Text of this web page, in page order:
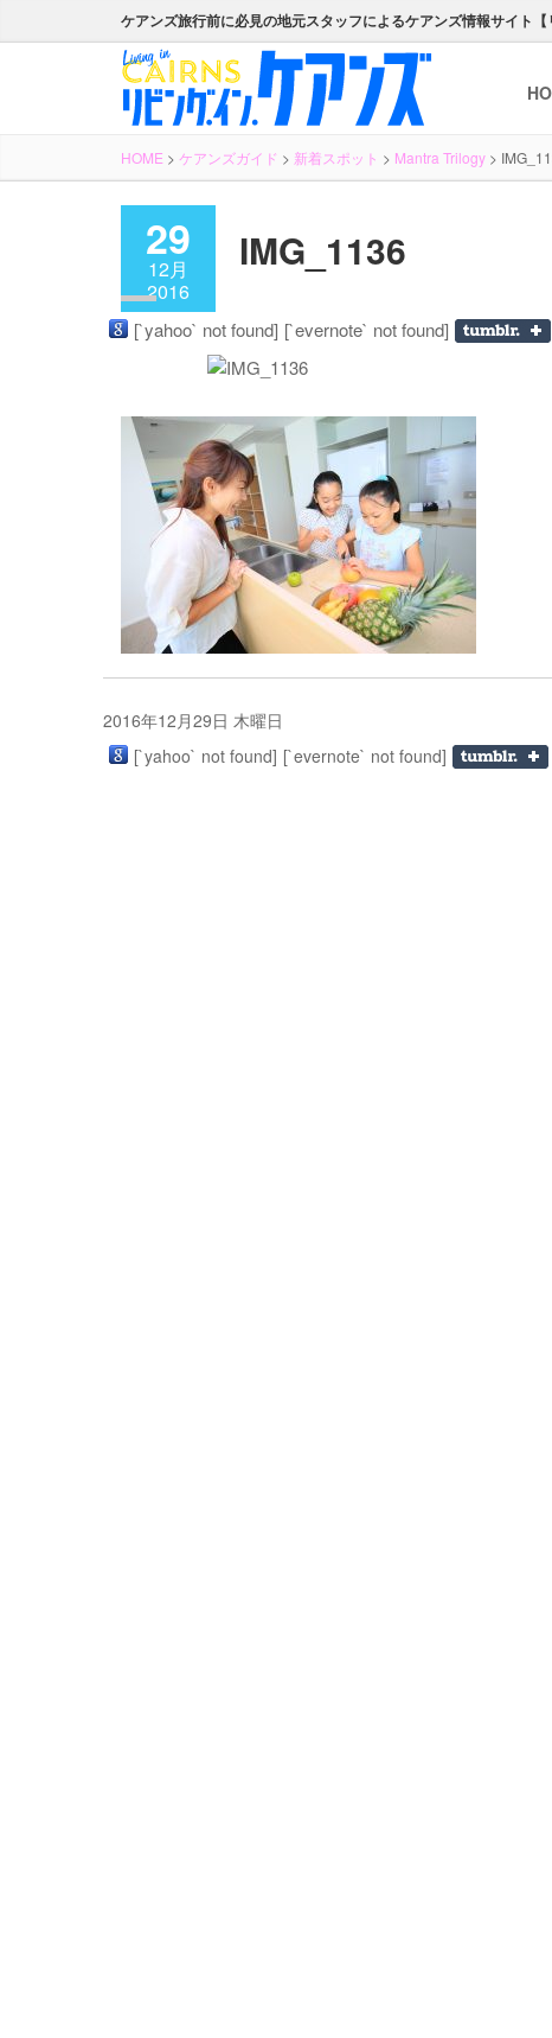
ケアンズ旅行前に必見の地元スタッフによるケアンズ情報サイト【
HOME > ケアンズガイド > 新着スポット > Mantra Trilogy >
29
12月
2016
IMG_1136
[`yahoo` not found] [`evernote` not found]
2016年12月29日 木曜日
[`yahoo` not found] [`evernote` not found]